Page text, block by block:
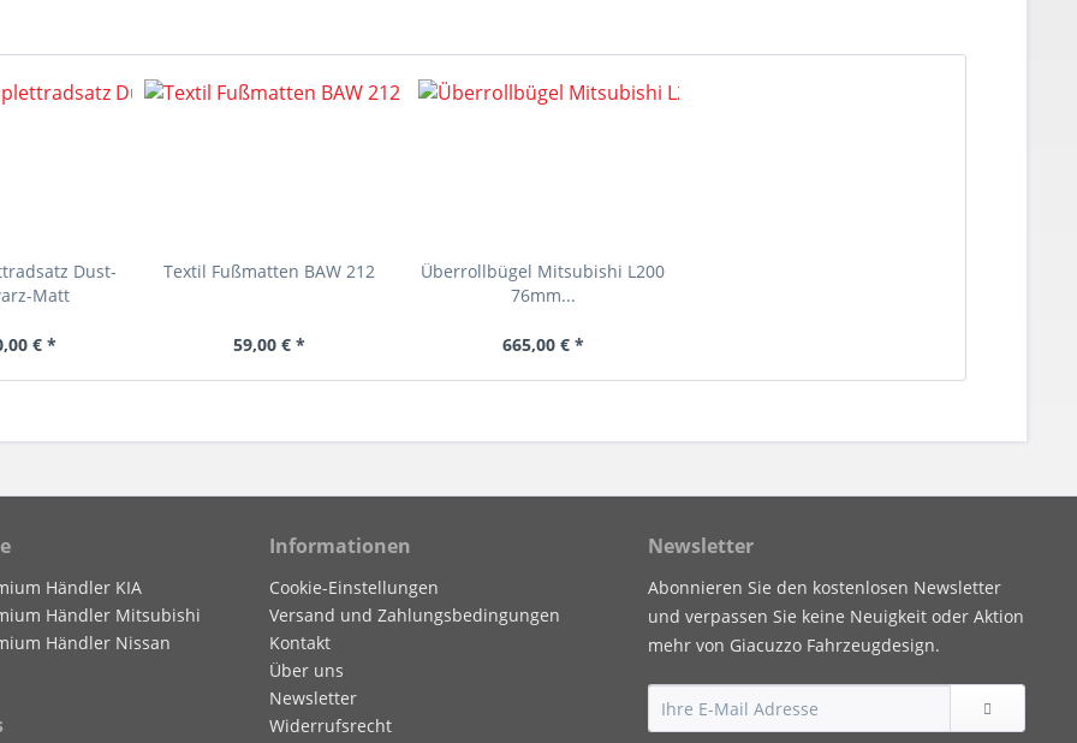
Dust-
Matt
€ *
Textil Fußmatten BAW 212
59,00 € *
Überrollbügel Mitsubishi L200
76mm...
665,00 € *
Händler KIA
Händler Mitsubishi
Händler Nissan
Informationen
Cookie-Einstellungen
Versand und Zahlungsbedingungen
Kontakt
Über uns
Newsletter
Widerrufsrecht
Newsletter
Abonnieren Sie den kostenlosen Newsletter
und verpassen Sie keine Neuigkeit oder Aktion
mehr von Giacuzzo Fahrzeugdesign.